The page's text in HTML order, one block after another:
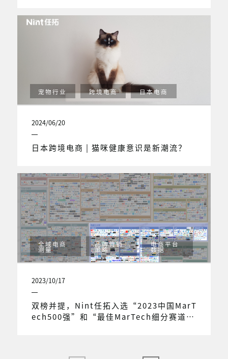
宠物行业 跨境电商 日本电商
2024/06/20
日本跨境电商 | 猫咪健康意识是新潮流？
全域电商
测量
品牌营销
策略
电商平台
数据
2023/10/17
双榜并提，Nint任拓入选“2023中国MarT
ech500强”和“最佳MarTech细分赛道T